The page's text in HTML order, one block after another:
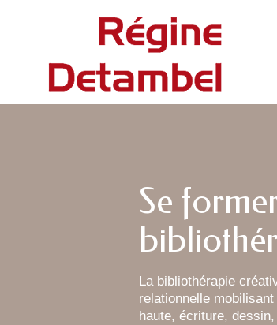
Se
La bibliothérapie
relationnelle
haute, écriture,